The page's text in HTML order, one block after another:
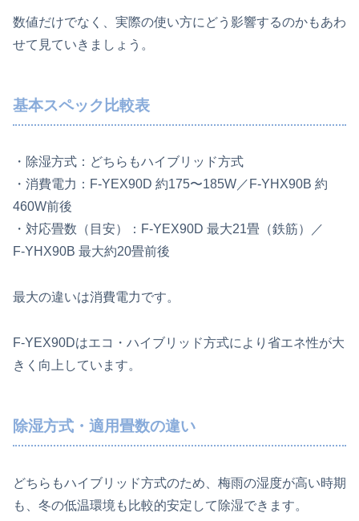
数値だけでなく、実際の使い方にどう影響するのかもあわ
せて見ていきましょう。
基本スペック比較表
・除湿方式：どちらもハイブリッド方式
・消費電力：F‑YEX90D 約175〜185W／F‑YHX90B 約
460W前後
・対応畳数（目安）：F‑YEX90D 最大21畳（鉄筋）／
F‑YHX90B 最大約20畳前後
最大の違いは消費電力です。
F‑YEX90Dはエコ・ハイブリッド方式により省エネ性が大
きく向上しています。
除湿方式・適用畳数の違い
どちらもハイブリッド方式のため、梅雨の湿度が高い時期
も、冬の低温環境も比較的安定して除湿できます。